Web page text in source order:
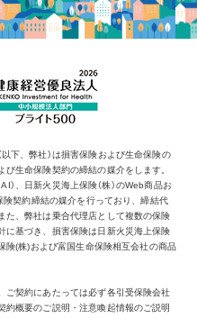
下、弊社）は損害保険および生命保険の
生命保険契約の締結の媒介をします。
、日新火災海上保険（株）のWeb商品お
契約締結の媒介を行っており、締結代
た、弊社は乗合代理店として複数の保険
に基づき、損害保険は日新火災海上保険
険(株)および富国生命保険相互会社の商品
ご契約にあたっては必ず各引受保険会社
概要のご説明・注意喚起情報のご説明